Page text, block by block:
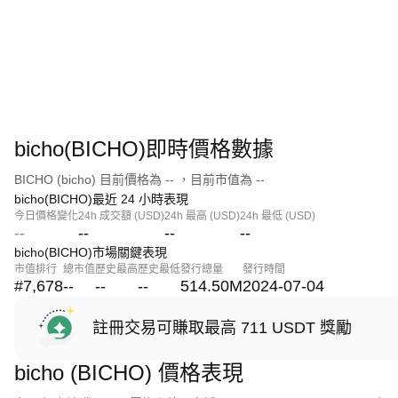
bicho(BICHO)即時價格數據
BICHO (bicho) 目前價格為 -- ，目前市值為 --
bicho(BICHO)最近 24 小時表現
今日價格變化
--
24h 成交額 (USD)
--
24h 最高 (USD)
--
24h 最低 (USD)
--
bicho(BICHO)市場關鍵表現
市值排行
#7,678
總市值
--
歷史最高
--
歷史最低
--
發行總量
514.50M
發行時間
2024-07-04
註冊交易可賺取最高 711 USDT 獎勵
bicho (BICHO) 價格表現